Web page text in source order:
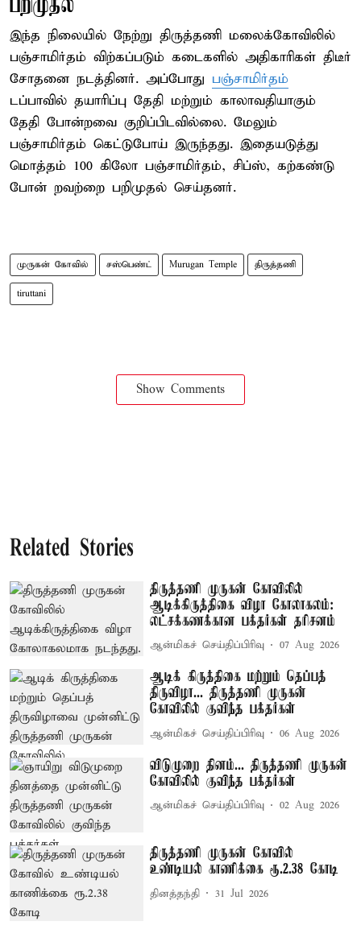
பறிமுதல்
இந்த நிலையில் நேற்று திருத்தணி மலைக்கோவிலில்
பஞ்சாமிர்தம் விற்கப்படும் கடைகளில் அதிகாரிகள் திடீர்
சோதனை நடத்தினர். அப்போது பஞ்சாமிர்தம்
டப்பாவில் தயாரிப்பு தேதி மற்றும் காலாவதியாகும்
தேதி போன்றவை குறிப்பிடவில்லை. மேலும்
பஞ்சாமிர்தம் கெட்டுபோய் இருந்தது. இதையடுத்து
மொத்தம் 100 கிலோ பஞ்சாமிர்தம், சிப்ஸ், கற்கண்டு
போன் றவற்றை பறிமுதல் செய்தனர்.
முருகன் கோவில் சஸ்பெண்ட் Murugan Temple திருத்தணி
tiruttani
Show Comments
Related Stories
திருத்தணி முருகன் கோவிலில்
ஆடிக்கிருத்திகை விழா கோலாகலம்:
லட்சக்கணக்கான பக்தர்கள் தரிசனம்
ஆன்மிகச் செய்திப்பிரிவு 07 Aug 2026
ஆடிக் கிருத்திகை மற்றும் தெப்பத்
திருவிழா... திருத்தணி முருகன்
கோவிலில் குவிந்த பக்தர்கள்
ஆன்மிகச் செய்திப்பிரிவு 06 Aug 2026
விடுமுறை தினம்... திருத்தணி முருகன்
கோவிலில் குவிந்த பக்தர்கள்
ஆன்மிகச் செய்திப்பிரிவு 02 Aug 2026
திருத்தணி முருகன் கோவில்
உண்டியல் காணிக்கை ரூ.2.38 கோடி
தினத்தந்தி 31 Jul 2026